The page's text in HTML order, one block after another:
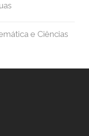
e Ciências